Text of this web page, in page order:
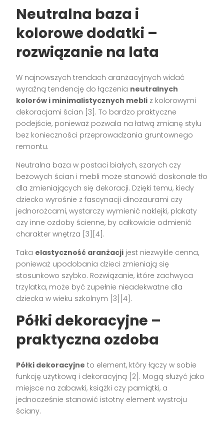
Neutralna baza i
kolorowe dodatki –
rozwiązanie na lata
W najnowszych trendach aranżacyjnych widać
wyraźną tendencję do łączenia neutralnych
kolorów i minimalistycznych mebli z kolorowymi
dekoracjami ścian [3]. To bardzo praktyczne
podejście, ponieważ pozwala na łatwą zmianę stylu
bez konieczności przeprowadzania gruntownego
remontu.
Neutralna baza w postaci białych, szarych czy
beżowych ścian i mebli może stanowić doskonałe tło
dla zmieniających się dekoracji. Dzięki temu, kiedy
dziecko wyrośnie z fascynacji dinozaurami czy
jednorożcami, wystarczy wymienić naklejki, plakaty
czy inne ozdoby ścienne, by całkowicie odmienić
charakter wnętrza [3][4].
Taka elastyczność aranżacji jest niezwykle cenna,
ponieważ upodobania dzieci zmieniają się
stosunkowo szybko. Rozwiązanie, które zachwyca
trzylatka, może być zupełnie nieadekwatne dla
dziecka w wieku szkolnym [3][4].
Półki dekoracyjne –
praktyczna ozdoba
Półki dekoracyjne to element, który łączy w sobie
funkcję użytkową i dekoracyjną [2]. Mogą służyć jako
miejsce na zabawki, książki czy pamiątki, a
jednocześnie stanowić istotny element wystroju
ściany.